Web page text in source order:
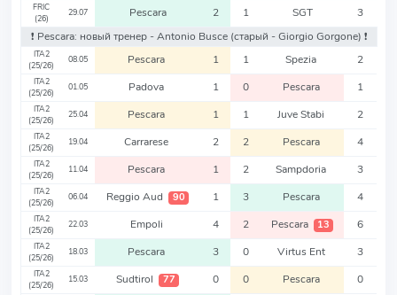
FRIC
(26)
29.07 Pescara 2 1 SGT
3
❗️ Pescara: новый тренер - Antonio Busce (старый - Giorgio Gorgone) ❗️
ITA2
(25/26)
08.05 Pescara 1 1 Spezia 2
ITA2
(25/26)
01.05 Padova 1 0 Pescara 1
ITA2
(25/26)
25.04 Pescara 1 1 Juve Stabi 2
ITA2
(25/26)
19.04 Carrarese 2 2 Pescara 4
ITA2
(25/26)
11.04 Pescara 1 2 Sampdoria 3
ITA2
(25/26)
06.04 Reggio Aud 90 1 3 Pescara 4
ITA2
(25/26)
22.03 Empoli 4 2 Pescara 13 6
ITA2
(25/26)
18.03 Pescara 3 0 Virtus Ent 3
ITA2
(25/26)
15.03 Sudtirol 77 0 0 Pescara 0